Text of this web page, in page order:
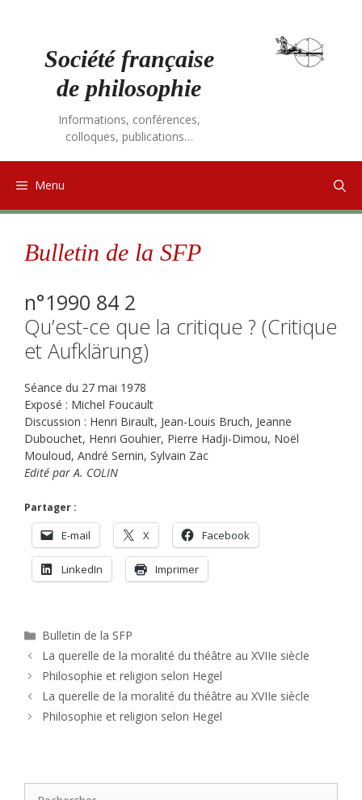
Société française
de philosophie
Informations, conférences,
colloques, publications…
Menu
Bulletin de la SFP
n°1990 84 2
Qu’est-ce que la critique ? (Critique
et Aufklärung)
Séance du 27 mai 1978
Exposé : Michel Foucault
Discussion : Henri Birault, Jean-Louis Bruch, Jeanne
Dubouchet, Henri Gouhier, Pierre Hadji-Dimou, Noël
Mouloud, André Sernin, Sylvain Zac
Edité par A. COLIN
Partager :
E-mail X Facebook
LinkedIn Imprimer
Catégories
Bulletin de la SFP
La querelle de la moralité du théâtre au XVIIe siècle
Philosophie et religion selon Hegel
La querelle de la moralité du théâtre au XVIIe siècle
Philosophie et religion selon Hegel